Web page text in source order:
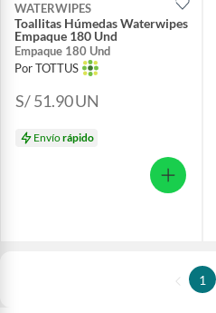
WATERWIPES
Toallitas Húmedas Waterwipes
Empaque 180 Und
Empaque 180 Und
Por TOTTUS
S/ 51.90UN
Envíorápido
1